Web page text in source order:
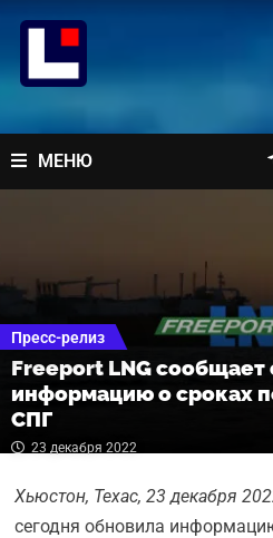
содержимому
МЕНЮ
Пресс-релиз
Freeport LNG
информацию о сроках
СПГ
23 декабря 2022
Хьюстон, Техас, 23 декабря
сегодня обновила